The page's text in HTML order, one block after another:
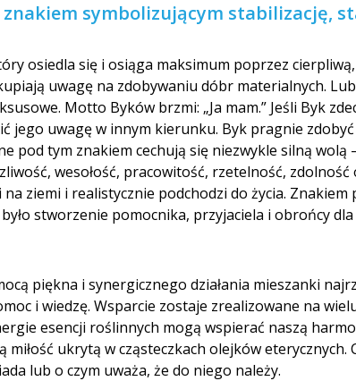
symbolizującym stabilizację,
osiedla się i osiąga maksimum poprzez
uwagę na zdobywaniu dóbr materialnych.
Motto Byków brzmi: „Ja mam.” Jeśli Byk
uwagę w innym kierunku. Byk pragnie zdobyć
pod tym znakiem cechują się niezwykle silną wolą
wesołość, pracowitość, rzetelność,
ziemi i realistycznie podchodzi do życia. Znakiem
stworzenie pomocnika, przyjaciela i obrońcy
piękna i synergicznego działania mieszanki
i wiedzę. Wsparcie zostaje zrealizowane na
esencji roślinnych mogą wspierać naszą
ukrytą w cząsteczkach olejków eterycznych.
lub o czym uważa, że do niego należy.